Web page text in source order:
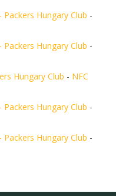
Hungary Club -
Hungary Club -
Hungary Club - NFC
Hungary Club -
Hungary Club -